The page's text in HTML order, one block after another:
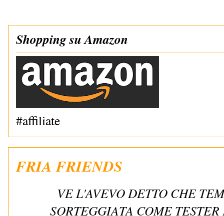
Shopping su Amazon
#affiliate
FRIA FRIENDS
VE L'AVEVO DETTO CHE
SORTEGGIATA COME